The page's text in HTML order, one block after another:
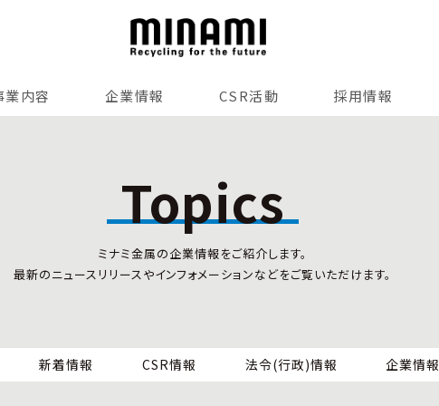
業内容 企業情報 CSR活動 採用情報
Topics
ミナミ金属の企業情報をご紹介します。
最新のニュースリリースやインフォメーションなどをご覧いただけます。
新着情報 CSR情報 法令(行政)情報 企業情報